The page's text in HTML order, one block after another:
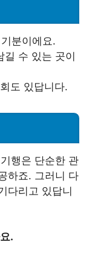
분이에요.
길 수 있는 곳이
도 있답니다.
행은 단순한 관
하죠. 그러니 다
다리고 있답니
.